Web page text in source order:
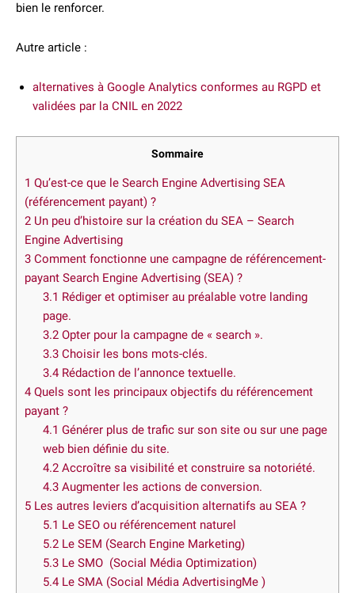
bien le renforcer.
Autre article :
alternatives à Google Analytics conformes au RGPD et
validées par la CNIL en 2022
Sommaire
1 Qu’est-ce que le Search Engine Advertising SEA
(référencement payant) ?
2 Un peu d’histoire sur la création du SEA – Search
Engine Advertising
3 Comment fonctionne une campagne de référencement-
payant Search Engine Advertising (SEA) ?
3.1 Rédiger et optimiser au préalable votre landing
page.
3.2Opter pour la campagne de « search ».
3.3Choisir les bons mots-clés.
3.4Rédaction de l’annonce textuelle.
4 Quels sont les principaux objectifs du référencement
payant ?
4.1 Générer plus de trafic sur son site ou sur une page
web bien définie du site.
4.2Accroître sa visibilité et construire sa notoriété.
4.3Augmenter les actions de conversion.
5 Les autres leviers d’acquisition alternatifs au SEA ?
5.1 Le SEO ou référencement naturel
5.2Le SEM (Search Engine Marketing)
5.3Le SMO (Social Média Optimization)
5.4Le SMA (Social Média AdvertisingMe )